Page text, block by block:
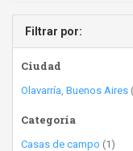
Filtrar por:
Ciudad
Olavarría, Buenos Aires
Categoría
Casas de campo (1)